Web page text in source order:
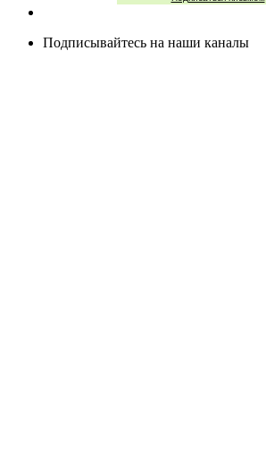
Подписывайтесь на наши каналы